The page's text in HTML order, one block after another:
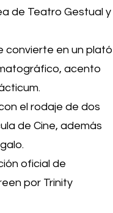
de Teatro Gestual y
convierte en un plató
acento
el rodaje de dos
de Cine, además
oficial de
por Trinity